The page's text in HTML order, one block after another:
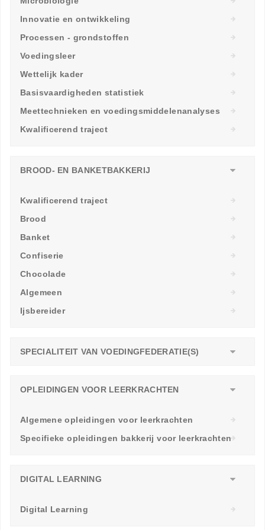
Innovatie en ontwikkeling
Processen - grondstoffen
Voedingsleer
Wettelijk kader
Basisvaardigheden statistiek
Meettechnieken en voedingsmiddelenanalyses
Kwalificerend traject
BROOD- EN BANKETBAKKERIJ
Kwalificerend traject
Brood
Banket
Confiserie
Chocolade
Algemeen
Ijsbereider
SPECIALITEIT VAN VOEDINGFEDERATIE(S)
OPLEIDINGEN VOOR LEERKRACHTEN
Algemene opleidingen voor leerkrachten
Specifieke opleidingen bakkerij voor leerkrachten
DIGITAL LEARNING
Digital Learning